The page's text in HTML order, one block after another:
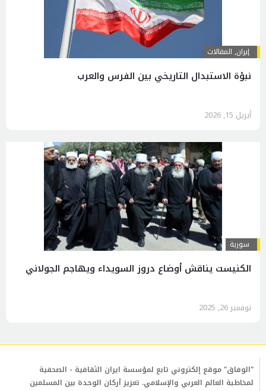
إيران, المقالات
نبؤة الاستبدال التاريخي بين الفرس والعرب
أبريل 15, 2026
سورية
الكنيست يناقش أوضاع دروز السويداء ويهاجم الجولاني
نوفمبر 26, 2025
"الوفاق" موقع إلكتروني تابع لمؤسسة ايران الثقافية - الصحفية
لمخاطبة العالم العربي والإسلامي. تعزيز أركان الوحدة بين المسلمين